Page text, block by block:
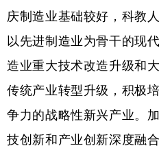
庆制造业基础较好，科教
以先进制造业为骨干的现
造业重大技术改造升级和
传统产业转型升级，积极
争力的战略性新兴产业。
技创新和产业创新深度融